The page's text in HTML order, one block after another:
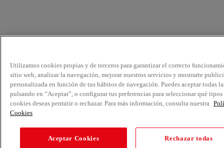
Utilizamos cookies propias y de terceros para garantizar el correcto
sitio web, analizar la navegación, mejorar nuestros servicios y mostrarte
personalizada en función de tus hábitos de navegación. Puedes aceptar todas
pulsando en “Aceptar”, o configurar tus preferencias para seleccionar qué tipos
cookies deseas permitir o rechazar. Para más información, consulta nuestra
Cookies
Aceptar Cookies Rechazar todas